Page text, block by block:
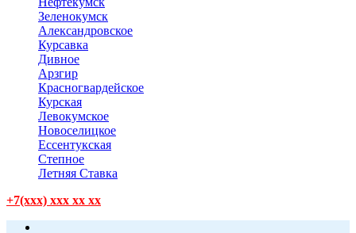
Зеленокумск
Александровское
Курсавка
Дивное
Арзгир
Красногвардейское
Курская
Левокумское
Новоселицкое
Ессентукская
Степное
Летняя Ставка
+7(xxx) xxx xx xx